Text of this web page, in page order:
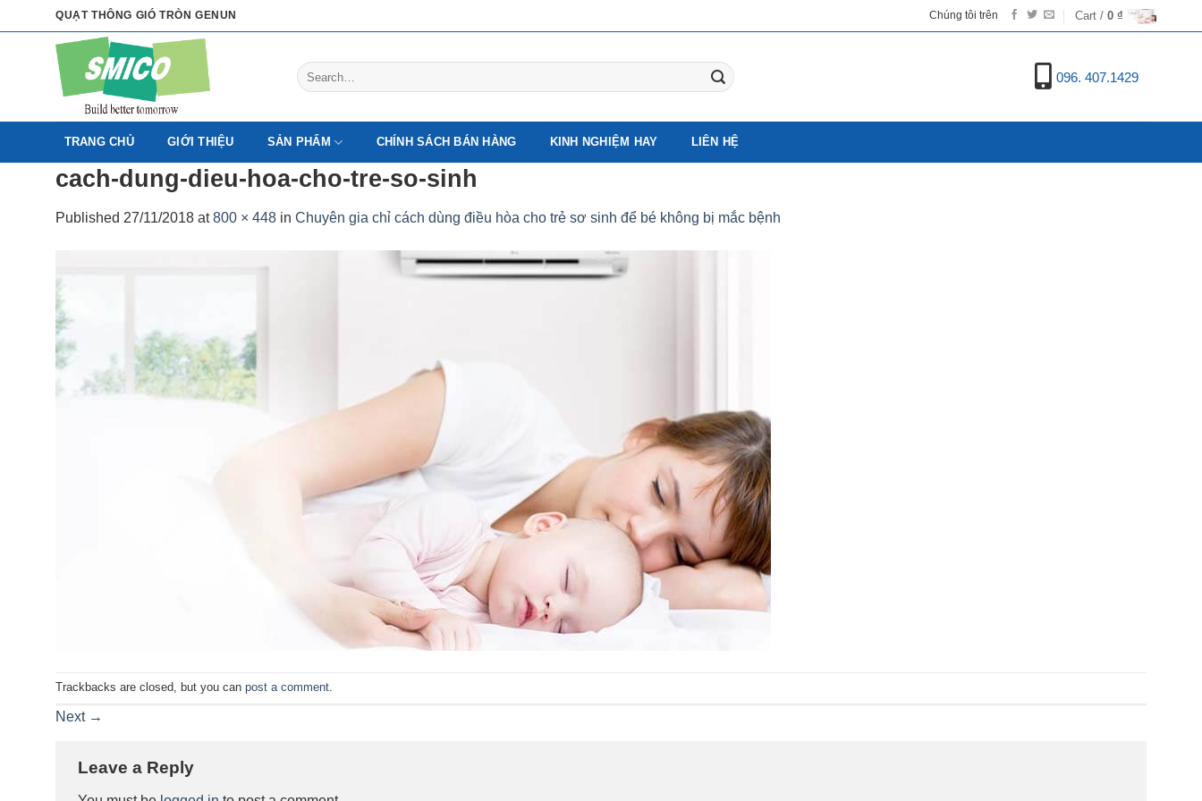
to
QUẠT THÔNG GIÓ TRÒN GENUN Chúng tôi trên Cart / 0 ₫
Search
for:
096. 407.1429
TRANG CHỦ GIỚI THIỆU SẢN PHẨM CHÍNH SÁCH BÁN HÀNG KINH NGHIỆM HAY LIÊN HỆ
cach-dung-dieu-hoa-cho-tre-so-sinh
Published 27/11/2018 at800 × 448 in Chuyên gia chỉ cách dùng điều hòa cho trẻ sơ sinh để bé không bị mắc bệnh
Trackbacks are closed, but you can post a comment
Next →
Leave a Reply